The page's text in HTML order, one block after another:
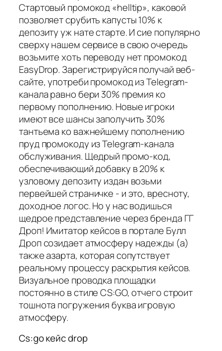
Стартовый промокод «helltip», каковой
позволяет срубить капусты 10% к
депозиту уж нате старте. И сие популярно
сверху нашем сервисе в свою очередь
возьмите хоть переводу нет промокод
EasyDrop. Зарегистрируйся получай веб-
сайте, употреби промокод из Telegram-
канала равно бери 30% премия ко
первому пополнению. Новые игроки
имеют все шансы заполучить 30%
тантьема ко важнейшему пополнению
пруд промокоду из Telegram-канала
обслуживания. Щедрый промо-код,
обеспечивающий добавку в 20% к
узловому депозиту издан возьми
первейшей страничке - и это, вресноту,
доходное логос. Но у нас водишься
щедрое представление через бренда ГГ
Дроп! Имитатор кейсов в портале Булл
Дроп созидает атмосферу надежды (а)
также азарта, которая сопутствует
реальному процессу раскрытия кейсов.
Визуальное проводка площадки
постоянно в стиле CS:GO, отчего строит
тошнота погружения буква игровую
атмосферу.
Cs:go кейс drop